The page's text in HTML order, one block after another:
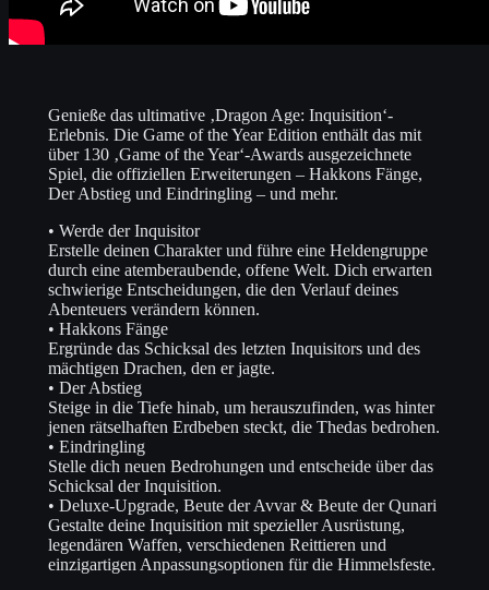
Genieße das ultimative ‚Dragon Age: Inquisition‘-
Erlebnis. Die Game of the Year Edition enthält das mit
über 130 ‚Game of the Year‘-Awards ausgezeichnete
Spiel, die offiziellen Erweiterungen – Hakkons Fänge,
Der Abstieg und Eindringling – und mehr.
• Werde der Inquisitor
Erstelle deinen Charakter und führe eine Heldengruppe
durch eine atemberaubende, offene Welt. Dich erwarten
schwierige Entscheidungen, die den Verlauf deines
Abenteuers verändern können.
• Hakkons Fänge
Ergründe das Schicksal des letzten Inquisitors und des
mächtigen Drachen, den er jagte.
• Der Abstieg
Steige in die Tiefe hinab, um herauszufinden, was hinter
jenen rätselhaften Erdbeben steckt, die Thedas bedrohen.
• Eindringling
Stelle dich neuen Bedrohungen und entscheide über das
Schicksal der Inquisition.
• Deluxe-Upgrade, Beute der Avvar & Beute der Qunari
Gestalte deine Inquisition mit spezieller Ausrüstung,
legendären Waffen, verschiedenen Reittieren und
einzigartigen Anpassungsoptionen für die Himmelsfeste.